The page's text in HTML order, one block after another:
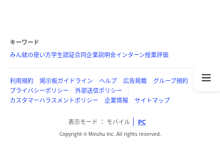
キーワード
みん就の使い方学生認証合同企業説明会インターン授業評価
利用規約 掲示板ガイドライン ヘルプ 広告掲載
グループ規約
プライバシーポリシー
外部送信ポリシー
カスタマーハラスメントポリシー
企業情報 サイトマップ
表示モード モバイル PC
Copyright © Minshu Inc. All rights reserved.